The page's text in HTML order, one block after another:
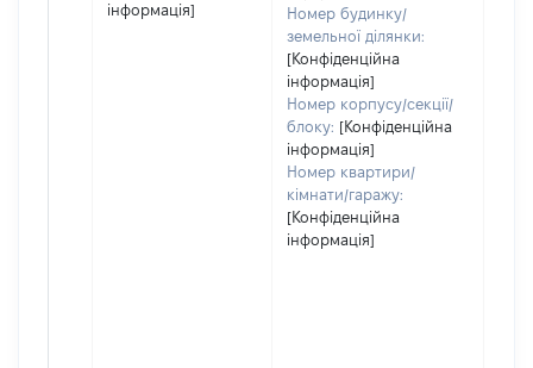
інформація]
Номер будинку/
земельної ділянки:
[Конфіденційна
інформація]
Номер корпусу/секції/
блоку: [Конфіденційна
інформація]
Номер квартири/
кімнати/гаражу:
[Конфіденційна
інформація]